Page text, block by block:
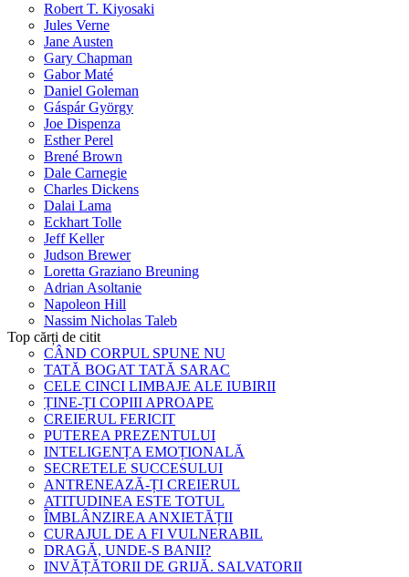
Robert T. Kiyosaki
Jules Verne
Jane Austen
Gary Chapman
Gabor Maté
Daniel Goleman
Gáspár György
Joe Dispenza
Esther Perel
Brené Brown
Dale Carnegie
Charles Dickens
Dalai Lama
Eckhart Tolle
Jeff Keller
Judson Brewer
Loretta Graziano Breuning
Adrian Asoltanie
Napoleon Hill
Nassim Nicholas Taleb
Top cărți de citit
CÂND CORPUL SPUNE NU
TATĂ BOGAT TATĂ SARAC
CELE CINCI LIMBAJE ALE IUBIRII
ȚINE-ȚI COPIII APROAPE
CREIERUL FERICIT
PUTEREA PREZENTULUI
INTELIGENȚA EMOȚIONALĂ
SECRETELE SUCCESULUI
ANTRENEAZĂ-ȚI CREIERUL
ATITUDINEA ESTE TOTUL
ÎMBLÂNZIREA ANXIETĂȚII
CURAJUL DE A FI VULNERABIL
DRAGĂ, UNDE-S BANII?
INVĂȚĂTORII DE GRIJĂ. SALVATORII